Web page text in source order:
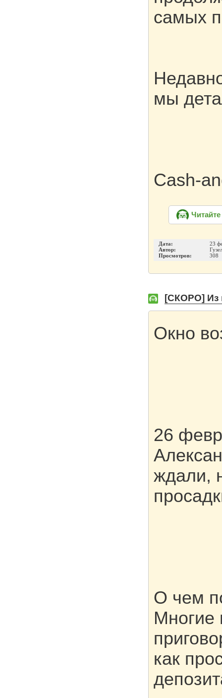
самых
мы
Cash-
Дата:
23
Автор:
Просмотров:
308
[СКОРО] Из
Окно
26
ждали,
О чем
Многие
как